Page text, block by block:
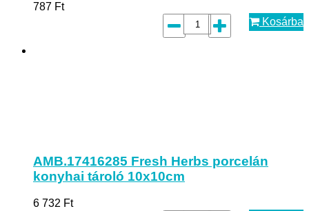
787 Ft
Kosárba
AMB.17416285 Fresh Herbs porcelán
konyhai tároló 10x10cm
6 732 Ft